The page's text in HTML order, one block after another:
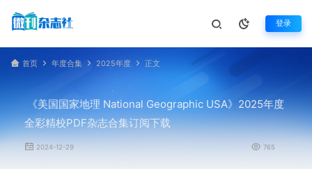
登录
首页 年度合集 2025年度 正文
《美国国家地理 National Geographic USA》2025年度
全彩精校PDF杂志合集订阅下载
2024-12-29 765